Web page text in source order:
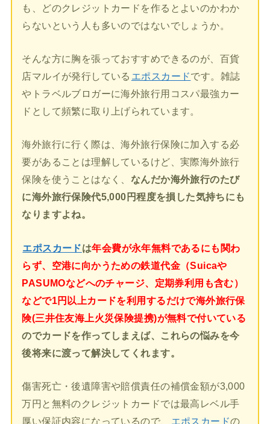
も、どのクレジットカードを作るとよいのかわか
らないという人も多いのではないでしょうか。
そんな方に胸を張っておすすめできるのが、百貨
店マルイが発行している エポスカードです。雑誌
やトラベルブロガーに海外旅行用コスパ最強カー
ドとして頻繁に取り上げられています。
海外旅行に行く際は、海外旅行保険に加入する必
要があることは理解しているけど、実際海外旅行
保険を使うことはなく、 なんだか海外旅行のたび
に海外旅行保険代5,000円程度を損した気持ちにも
なりますよね。
エポスカードは年会費が永年無料であるにも関わ
らず、空港に向かうための鉄道代金（Suicaや
PASUMOなどへのチャージ、定期券利用も含む）
などで1円以上カードを利用するだけで海外旅行保
険(三井住友海上火災保険提携)が無料で付いている
のでカードを作ってしまえば、これらの悩みを今
後将来に渡って解決してくれます。
傷害死亡・後遺障害や賠償責任の補償金額が3,000
万円と無料のクレジットカードでは最高レベル手
厚い保証内容になっているので、
エポスカードの